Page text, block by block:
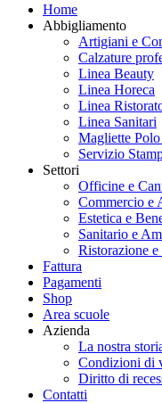
Home
Abbigliamento
Artigiani e
Calzature
Linea Beauty
Linea Horeca
Linea
Linea Sanitari
Magliette
Servizio
Settori
Officine e
Commercio e
Estetica e
Sanitario e
Ristorazione
Fattura
Pagamenti
Shop
Area scuole
Azienda
La nostra
Condizioni di
Diritto di
Contatti